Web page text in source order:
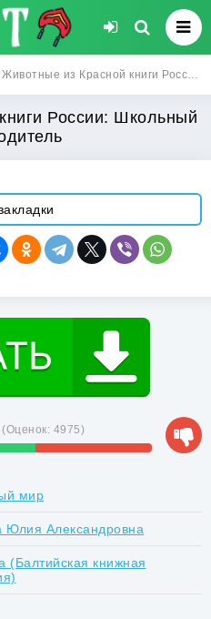
Животные из Красной книги России: Школьный путеводитель
России: Школьный
(Оценок: 4975)
мир
Юлия Александровна
(Балтийская книжная